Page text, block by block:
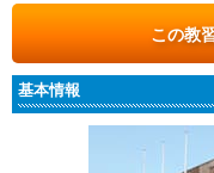
この教
基本情報